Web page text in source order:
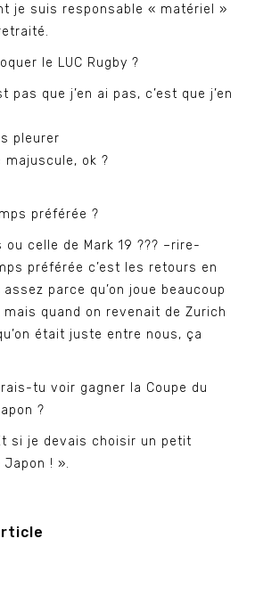
je suis responsable « matériel »
le LUC Rugby ?
pas que j’en ai pas, c’est que j’en
pleurer
ok ?
préférée ?
ou celle de Mark 19 ??? –rire-
préférée c’est les retours en
parce qu’on joue beaucoup
quand on revenait de Zurich
était juste entre nous, ça
tu voir gagner la Coupe du
?
si je devais choisir un petit
! ».